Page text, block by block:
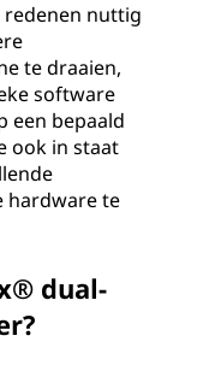
redenen nuttig
te draaien,
software
een bepaald
ook in staat
hardware te
dual-